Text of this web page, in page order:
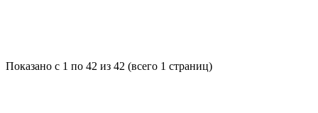
Показано с 1 по 42 из 42 (всего 1 страниц)